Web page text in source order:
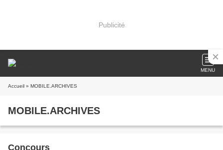
Publicité
MENU
Accueil » MOBILE.ARCHIVES
MOBILE.ARCHIVES
Concours